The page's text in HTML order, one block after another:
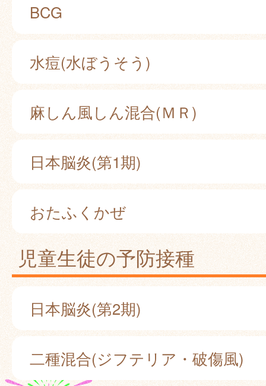
BCG
水痘(水ぼうそう)
麻しん風しん混合(ＭＲ)
日本脳炎(第1期)
おたふくかぜ
児童生徒の予防接種
日本脳炎(第2期)
二種混合(ジフテリア・破傷風)